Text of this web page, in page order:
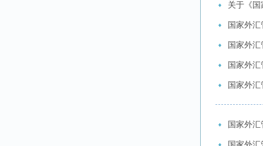
关于《
国家外
国家外
国家外
国家外
国家外